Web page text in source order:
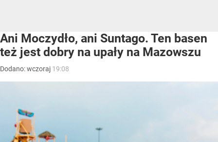
Ani Moczydło, ani Suntago. Ten basen
też jest dobry na upały na Mazowszu
Dodano:wczoraj 19:08